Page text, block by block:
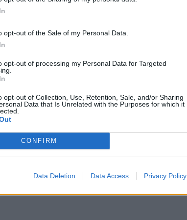
opt-out of the Sale of my Personal Data.
opt-out of processing my Personal Data for Targeted
opt-out of Collection, Use, Retention, Sale, and/or Sharing
Data that Is Unrelated with the Purposes for which it
CONFIRM
Data Deletion Data Access Privacy Policy
Laidos | Lietuva tiesiogiai
Kuprines pasvėrę specialistai įspėja apie
Lietuvos diena